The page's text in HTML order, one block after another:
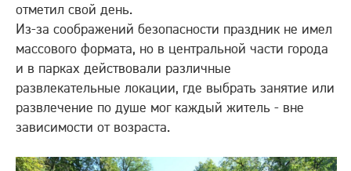
Обратная связь
+7 (495) 988-06-86
отметил свой день.
Из-за соображений безопасности праздник не имел
массового формата, но в центральной части города
и в парках действовали различные
развлекательные локации, где выбрать занятие или
развлечение по душе мог каждый житель - вне
зависимости от возраста.